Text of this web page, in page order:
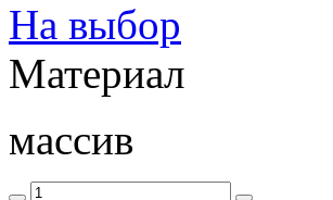
На выбор
Материал
массив